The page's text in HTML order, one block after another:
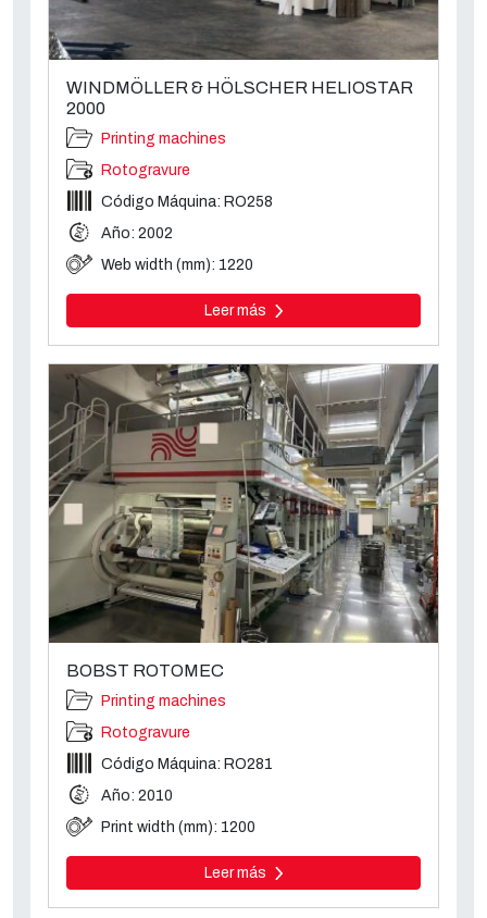
WINDMÖLLER & HÖLSCHER HELIOSTAR
2000
Printing machines
Rotogravure
Código Máquina: RO258
Año: 2002
Web width (mm): 1220
Leer más
BOBST ROTOMEC
Printing machines
Rotogravure
Código Máquina: RO281
Año: 2010
Print width (mm): 1200
Leer más